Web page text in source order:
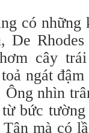
có những
De
cây
ngát
nhìn
bức
mà có